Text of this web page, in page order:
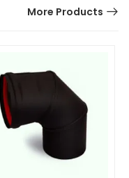
More Products